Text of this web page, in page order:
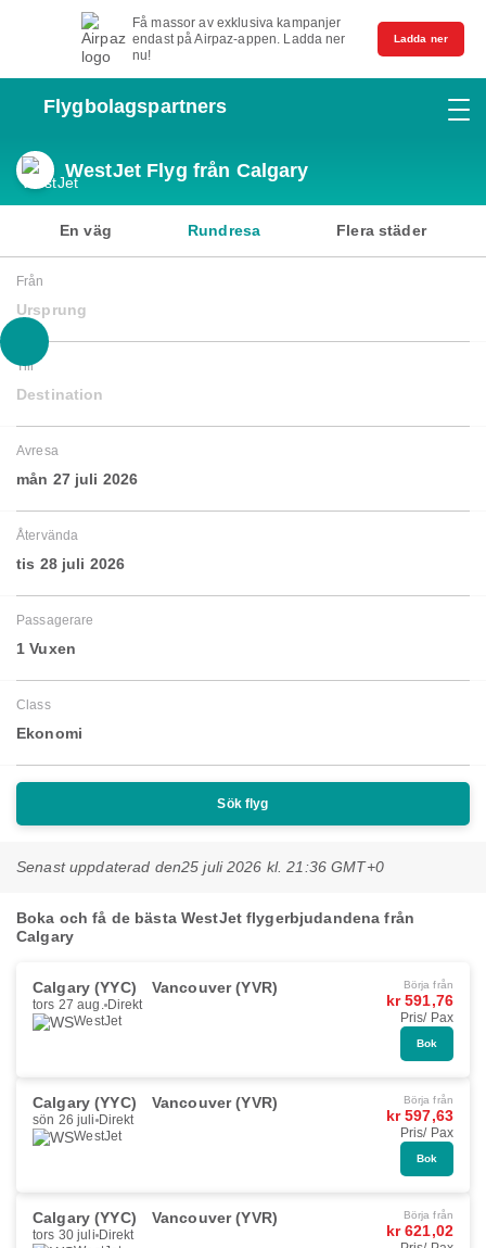
Få massor av exklusiva kampanjer
endast på Airpaz-appen. Ladda ner
nu!
Ladda ner
Flygbolagspartners
WestJet Flyg från Calgary
En väg Rundresa Flera städer
Från
Ursprung
Till
Destination
Avresa
mån 27 juli 2026
Återvända
tis 28 juli 2026
Passagerare
1 Vuxen
Class
Ekonomi
Sök flyg
Senast uppdaterad den25 juli 2026 kl. 21:36 GMT+0
Boka och få de bästa WestJet flygerbjudandena från
Calgary
Calgary (YYC) Vancouver (YVR)
tors 27 aug. Direkt
WestJet
Börja från
kr 591,76
Pris/ Pax
Bok
Calgary (YYC) Vancouver (YVR)
sön 26 juli Direkt
WestJet
Börja från
kr 597,63
Pris/ Pax
Bok
Calgary (YYC) Vancouver (YVR)
tors 30 juli Direkt
Börja från
kr 621,02